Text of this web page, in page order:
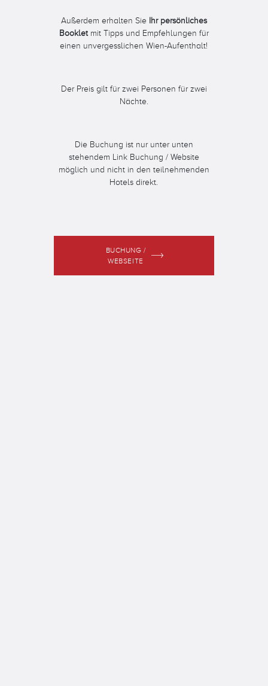
Außerdem erhalten SieIhr persönliches
Bookletmit Tipps und Empfehlungen für
einen unvergesslichen Wien-Aufenthalt!
Der Preis gilt für zwei Personen für zwei
Nächte.
Die Buchung ist nur unter unten
stehendem Link Buchung / Website
möglich und nicht in den teilnehmenden
Hotels direkt.
BUCHUNG /
WEBSEITE